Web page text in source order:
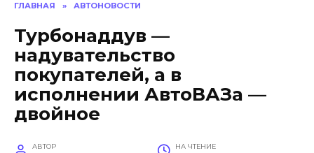
ГЛАВНАЯ » АВТОНОВОСТИ
Турбонаддув —
надувательство
покупателей, а в
исполнении АвтоВАЗа —
двойное
АВТОР НА ЧТЕНИЕ